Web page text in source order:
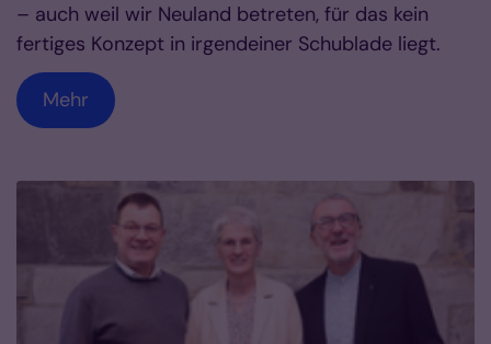
– auch weil wir Neuland betreten, für das kein
fertiges Konzept in irgendeiner Schublade liegt.
Mehr